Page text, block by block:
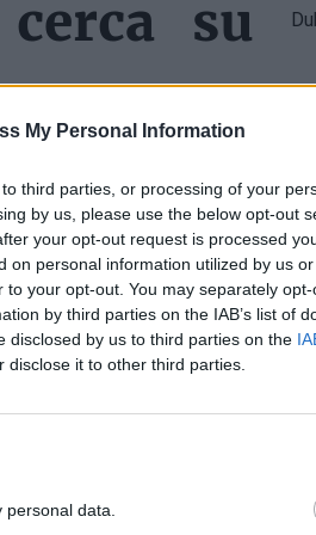
My Personal Information
third parties, or processing of your
by us, please use the below opt-out
your opt-out request is processed
on personal information utilized by us
your opt-out. You may separately
by third parties on the IAB’s list of
disclosed by us to third parties on the
disclose it to other third parties.
data.
su
como una de las
Bulls, Charlotte Hornets,
su juego interior de cara
en esa posición
múltiples propuestas.